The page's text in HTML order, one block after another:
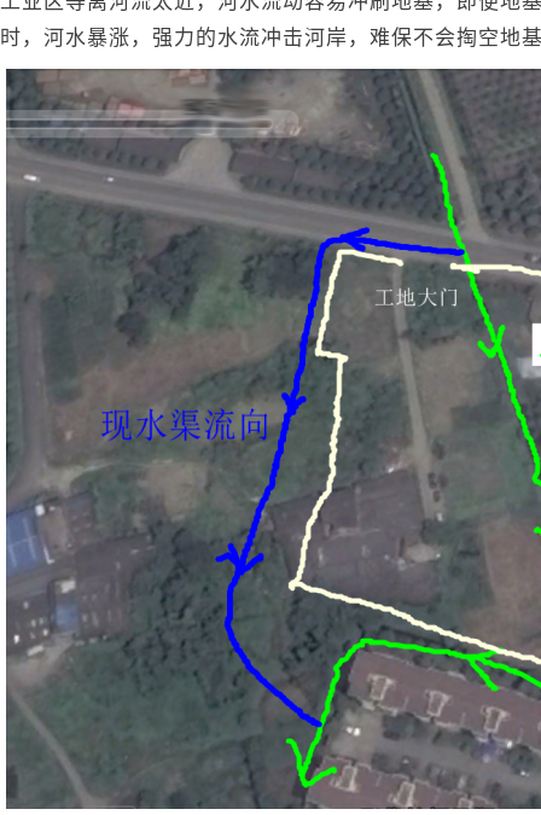
时，河水暴涨，强力的水流冲击河岸，难保不会掏空地